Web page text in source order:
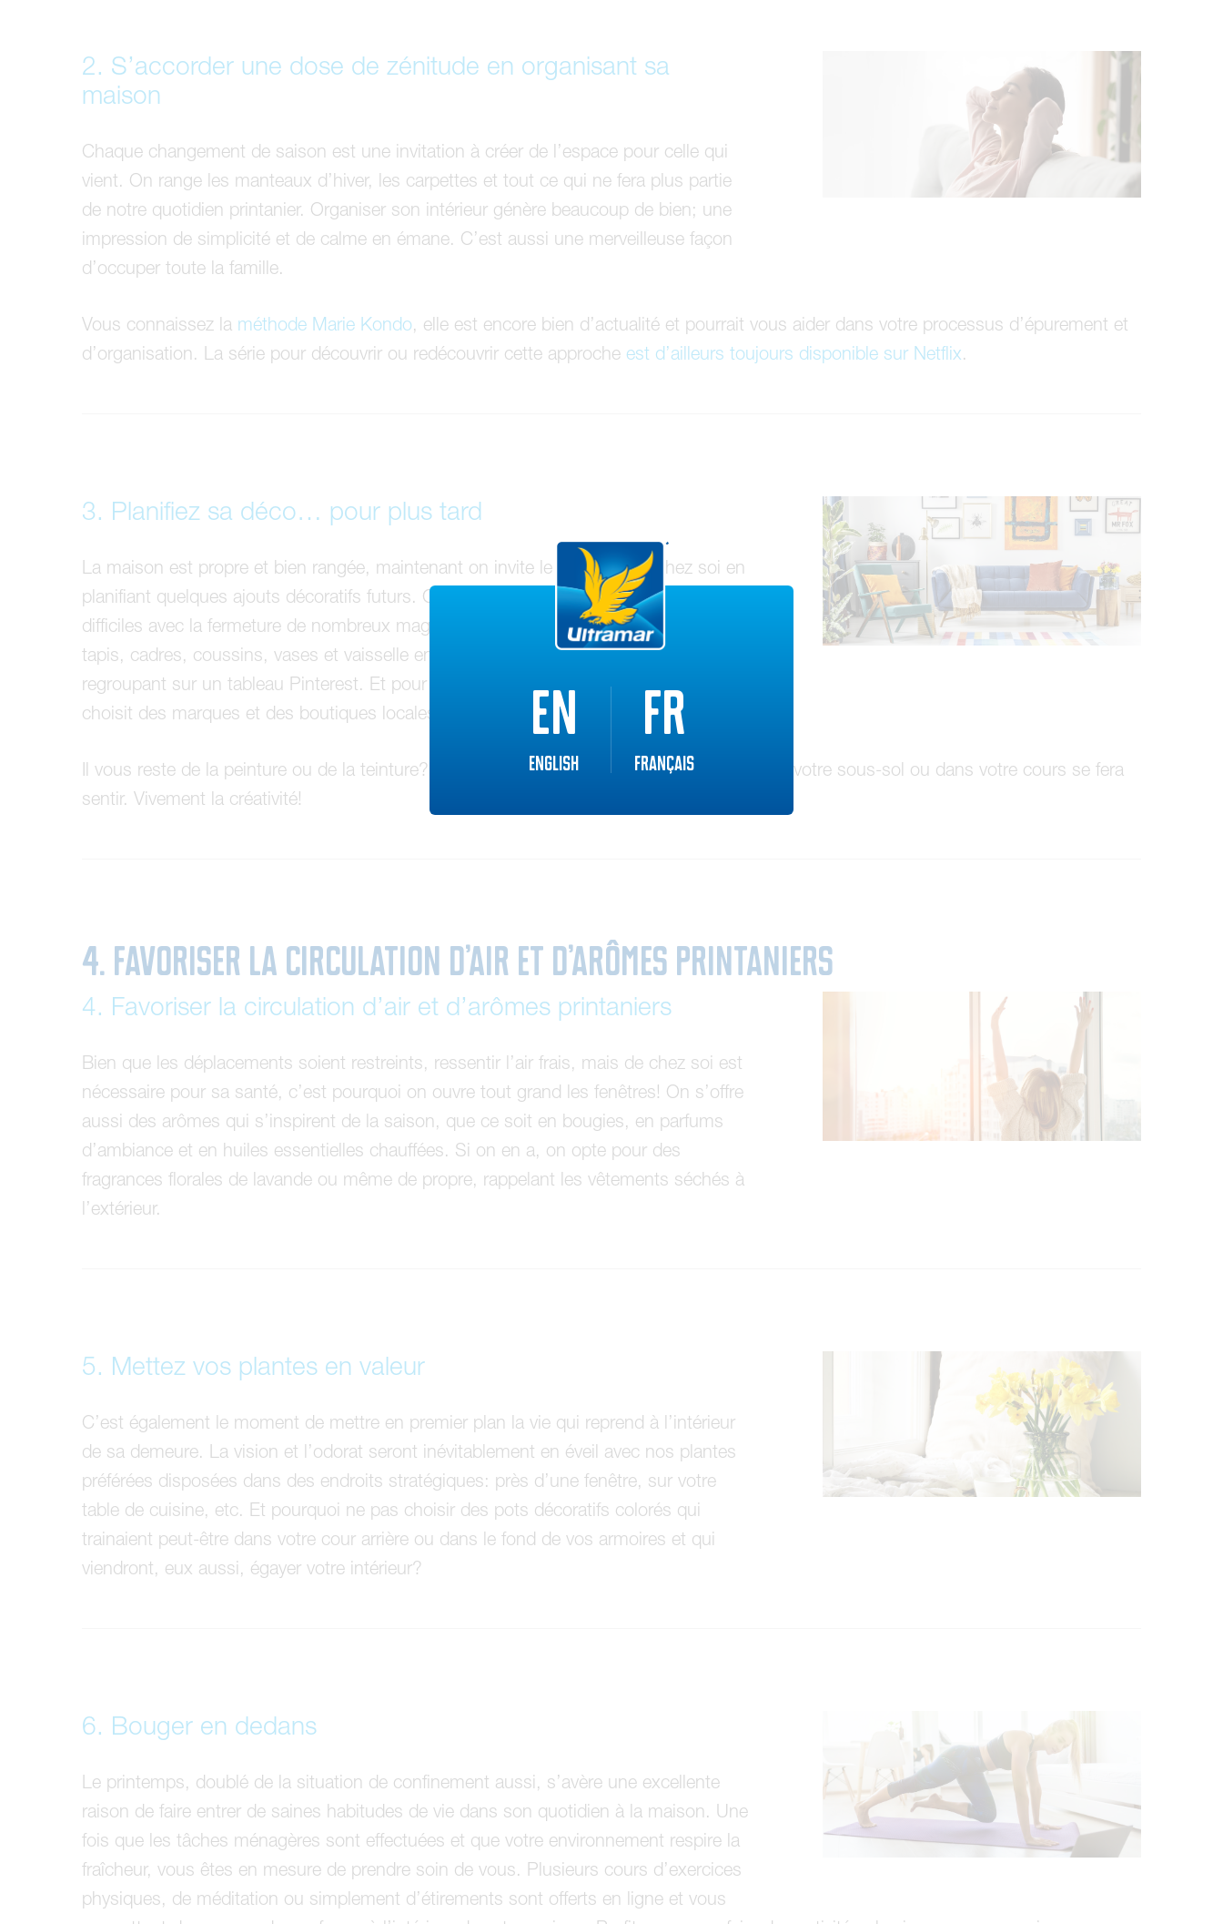
2. S’accorder une dose de zénitude en organisant sa
maison
Chaque changement de saison est une invitation à créer de l’espace pour celle qui
vient. On range les manteaux d’hiver, les carpettes et tout ce qui ne fera plus partie
de notre quotidien printanier. Organiser son intérieur génère beaucoup de bien; une
impression de simplicité et de calme en émane. C’est aussi une merveilleuse façon
d’occuper toute la famille.
Vous connaissez la méthode Marie Kondo, elle est encore bien d’actualité et pourrait vous aider dans votre processus d’épurement et
d’organisation. La série pour découvrir ou redécouvrir cette approche est d’ailleurs toujours disponible sur Netflix.
3. Planifiez sa déco… pour plus tard
La maison est propre et bien rangée, maintenant on invite le beau temps chez soi en
planifiant quelques ajouts décoratifs futurs. Comme les achats sont actuellement
difficiles avec la fermeture de nombreux magasins, on prévoit l’acquisition de rideaux,
tapis, cadres, coussins, vases et vaisselle en listant nos articles préférés ou en les
regroupant sur un tableau Pinterest. Et pour soutenir nos commerces bien d’ici, on
choisit des marques et des boutiques locales.
Il vous reste de la peinture ou de la teinture? Peut-être que l’envie de vitaliser un mur dans votre sous-sol ou dans votre cours se fera
sentir. Vivement la créativité!
4. Favoriser la circulation d’air et d’arômes printaniers
4. Favoriser la circulation d’air et d’arômes printaniers
Bien que les déplacements soient restreints, ressentir l’air frais, mais de chez soi est
nécessaire pour sa santé, c’est pourquoi on ouvre tout grand les fenêtres! On s’offre
aussi des arômes qui s’inspirent de la saison, que ce soit en bougies, en parfums
d’ambiance et en huiles essentielles chauffées. Si on en a, on opte pour des
fragrances florales de lavande ou même de propre, rappelant les vêtements séchés à
l’extérieur.
5. Mettez vos plantes en valeur
C’est également le moment de mettre en premier plan la vie qui reprend à l’intérieur
de sa demeure. La vision et l’odorat seront inévitablement en éveil avec nos plantes
préférées disposées dans des endroits stratégiques: près d’une fenêtre, sur votre
table de cuisine, etc. Et pourquoi ne pas choisir des pots décoratifs colorés qui
trainaient peut-être dans votre cour arrière ou dans le fond de vos armoires et qui
viendront, eux aussi, égayer votre intérieur?
6. Bouger en dedans
Le printemps, doublé de la situation de confinement aussi, s’avère une excellente
raison de faire entrer de saines habitudes de vie dans son quotidien à la maison. Une
fois que les tâches ménagères sont effectuées et que votre environnement respire la
fraîcheur, vous êtes en mesure de prendre soin de vous. Plusieurs cours d’exercices
physiques, de méditation ou simplement d’étirements sont offerts en ligne et vous
EN
English
FR
Français